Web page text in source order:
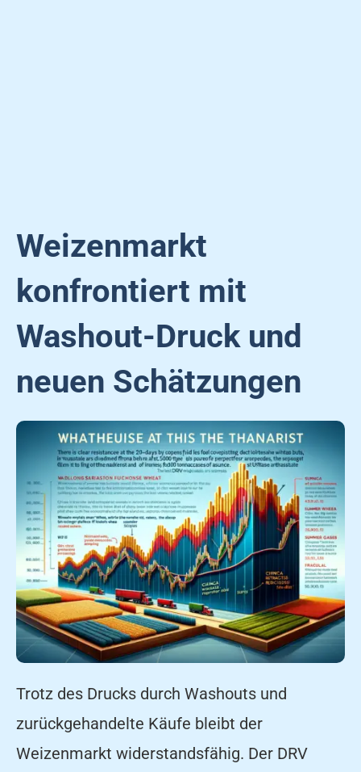
Weizenmarkt
konfrontiert mit
Washout-Druck und
neuen Schätzungen
Trotz des Drucks durch Washouts und
zurückgehandelte Käufe bleibt der
Weizenmarkt widerstandsfähig. Der DRV